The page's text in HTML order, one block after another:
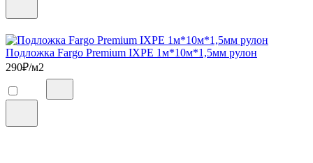
Подложка Fargo Premium IXPE 1м*10м*1,5мм рулон
290₽/м2